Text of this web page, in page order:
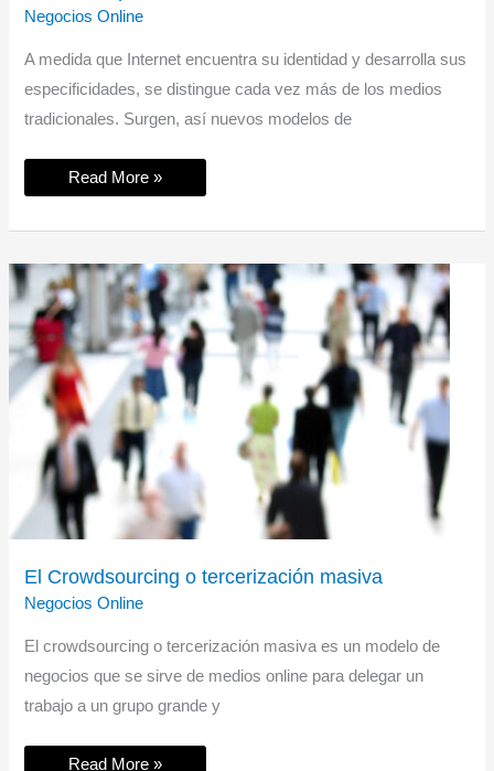
Negocios Online
A medida que Internet encuentra su identidad y desarrolla sus
especificidades, se distingue cada vez más de los medios
tradicionales. Surgen, así nuevos modelos de
El
Read More »
El Crowdsourcing o tercerización masiva
Negocios Online
El crowdsourcing o tercerización masiva es un modelo de
negocios que se sirve de medios online para delegar un
trabajo a un grupo grande y
El
Read More »